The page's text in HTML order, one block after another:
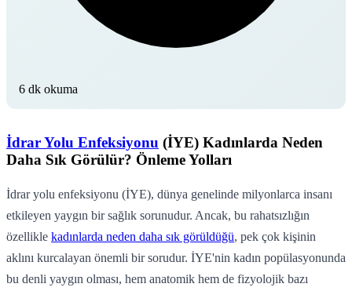
6 dk okuma
İdrar Yolu Enfeksiyonu (İYE) Kadınlarda Neden
Daha Sık Görülür? Önleme Yolları
İdrar yolu enfeksiyonu (İYE), dünya genelinde milyonlarca insanı
etkileyen yaygın bir sağlık sorunudur. Ancak, bu rahatsızlığın
özellikle kadınlarda neden daha sık görüldüğü, pek çok kişinin
aklını kurcalayan önemli bir sorudur. İYE'nin kadın popülasyonunda
bu denli yaygın olması, hem anatomik hem de fizyolojik bazı